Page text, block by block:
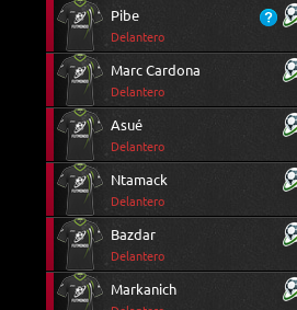
Pibe
Delantero
Marc Cardona
Delantero
Asué
Delantero
Ntamack
Delantero
Bazdar
Delantero
Markanich